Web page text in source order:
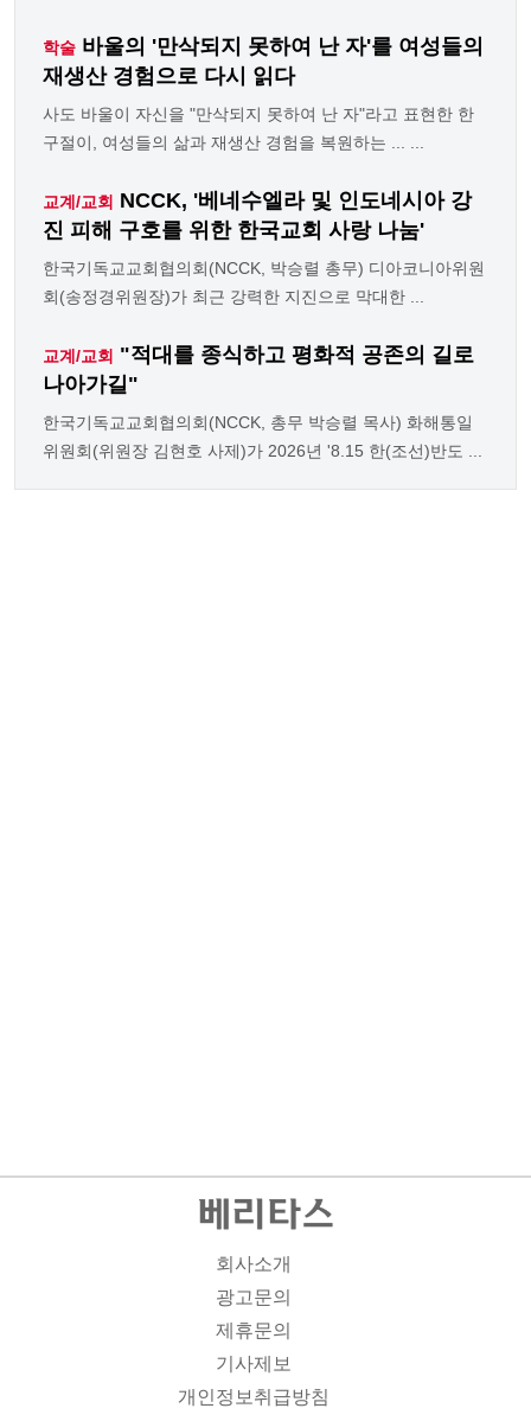
학술 바울의 '만삭되지 못하여 난 자'를 여성들의
재생산 경험으로 다시 읽다
사도 바울이 자신을 "만삭되지 못하여 난 자"라고 표현한 한
구절이, 여성들의 삶과 재생산 경험을 복원하는 ... ...
교계/교회 NCCK, '베네수엘라 및 인도네시아 강
진 피해 구호를 위한 한국교회 사랑 나눔'
한국기독교교회협의회(NCCK, 박승렬 총무) 디아코니아위원
회(송정경위원장)가 최근 강력한 지진으로 막대한 ...
교계/교회 "적대를 종식하고 평화적 공존의 길로
나아가길"
한국기독교교회협의회(NCCK, 총무 박승렬 목사) 화해통일
위원회(위원장 김현호 사제)가 2026년 '8.15 한(조선)반도 ...
회사소개
광고문의
제휴문의
기사제보
개인정보취급방침